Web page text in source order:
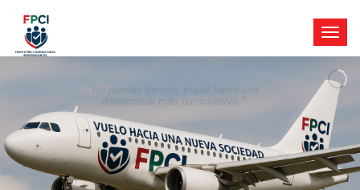
"No pierdas tiempo, viajas hacia una
democracia más participativa."